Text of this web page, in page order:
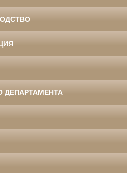
ДЕПАРТАМЕНТА